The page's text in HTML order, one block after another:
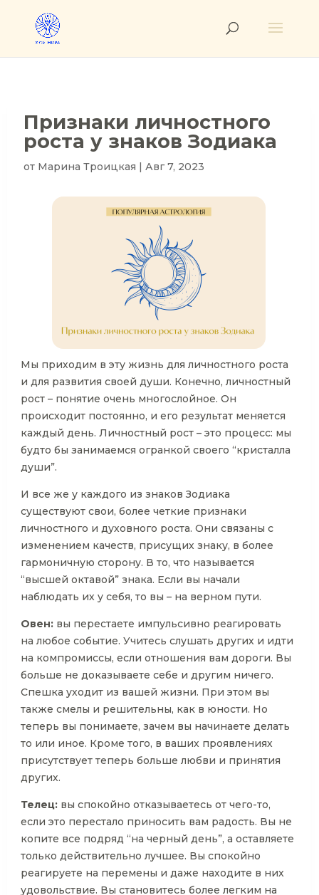
Признаки личностного
роста у знаков Зодиака
от Марина Троицкая | Авг 7, 2023
Мы приходим в эту жизнь для личностного роста
и для развития своей души. Конечно, личностный
рост – понятие очень многослойное. Он
происходит постоянно, и его результат меняется
каждый день. Личностный рост – это процесс: мы
будто бы занимаемся огранкой своего “кристалла
души”.
И все же у каждого из знаков Зодиака
существуют свои, более четкие признаки
личностного и духовного роста. Они связаны с
изменением качеств, присущих знаку, в более
гармоничную сторону. В то, что называется
“высшей октавой” знака. Если вы начали
наблюдать их у себя, то вы – на верном пути.
Овен: вы перестаете импульсивно реагировать
на любое событие. Учитесь слушать других и идти
на компромиссы, если отношения вам дороги. Вы
больше не доказываете себе и другим ничего.
Спешка уходит из вашей жизни. При этом вы
также смелы и решительны, как в юности. Но
теперь вы понимаете, зачем вы начинаете делать
то или иное. Кроме того, в ваших проявлениях
присутствует теперь больше любви и принятия
других.
Телец: вы спокойно отказываетесь от чего-то,
если это перестало приносить вам радость. Вы не
копите все подряд “на черный день”, а оставляете
только действительно лучшее. Вы спокойно
реагируете на перемены и даже находите в них
удовольствие. Вы становитесь более легким на